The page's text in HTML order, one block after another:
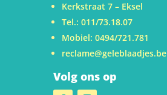
Kerkstraat 7 – Eksel
Tel.: 011/73.18.07
Mobiel: 0494/721.781
reclame@geleblaadjes.be
Volg ons op